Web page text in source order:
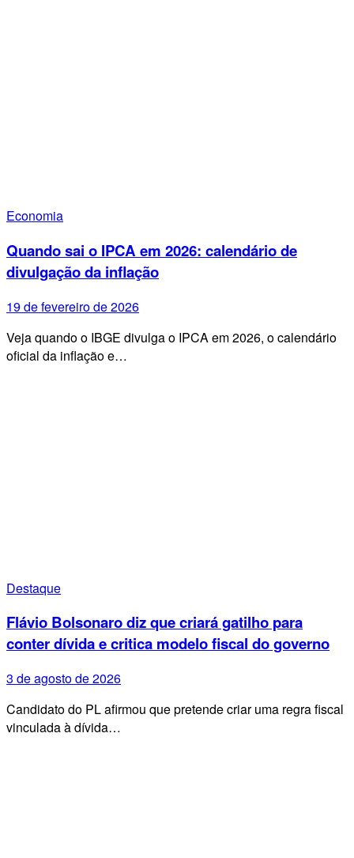
Economia
Quando sai o IPCA em 2026: calendário de
divulgação da inflação
19 de fevereiro de 2026
Veja quando o IBGE divulga o IPCA em 2026, o calendário
oficial da inflação e…
Destaque
Flávio Bolsonaro diz que criará gatilho para
conter dívida e critica modelo fiscal do governo
3 de agosto de 2026
Candidato do PL afirmou que pretende criar uma regra fiscal
vinculada à dívida…